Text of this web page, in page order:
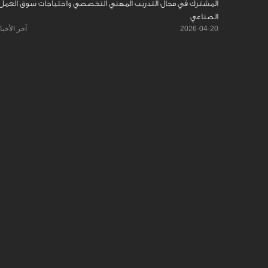
المشترك في مجال التدريب المهني التخصصي واحتياجات سوق
الصناعي
2026-04-20 آخر